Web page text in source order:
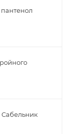
Сабельник